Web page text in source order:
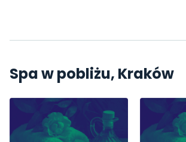
Spa w pobliżu, Kraków